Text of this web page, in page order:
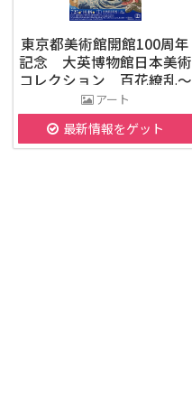
東京都美術館開館100周年
記念 大英博物館日本美術
コレクション 百花繚乱～
海を越えた江戸絵画
アート
最新情報をゲット